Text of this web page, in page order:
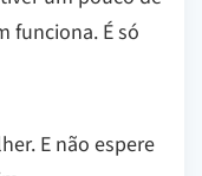
funciona. É só
E não espere